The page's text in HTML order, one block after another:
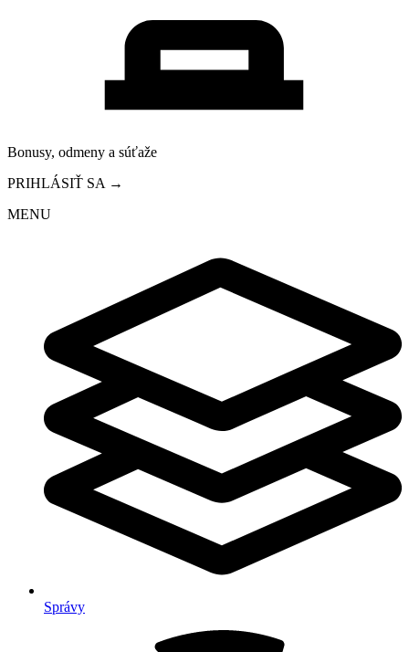
Bonusy, odmeny a súťaže
PRIHLÁSIŤ SA →
MENU
Správy